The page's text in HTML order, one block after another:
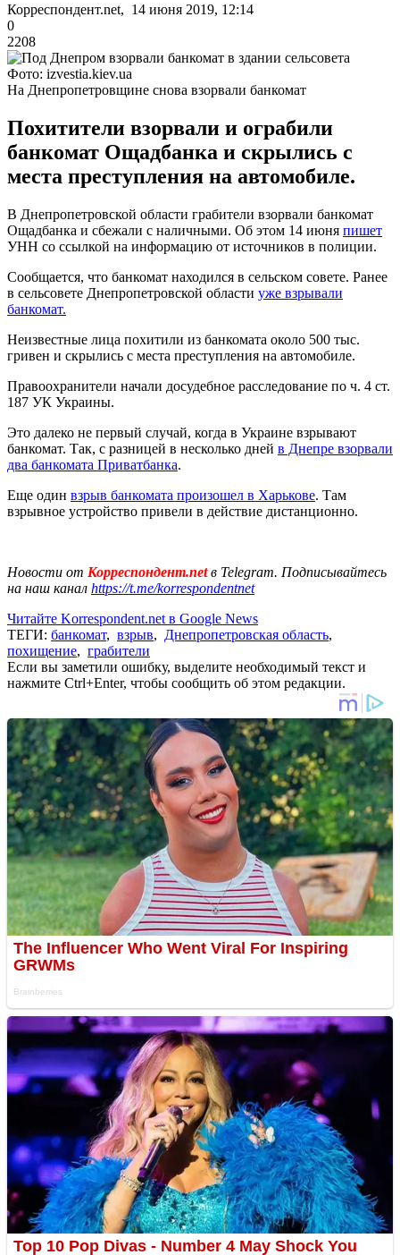
Корреспондент.net, 14 июня 2019, 12:14
0
2208
Фото: izvestia.kiev.ua
На Днепропетровщине снова взорвали банкомат
Похитители взорвали и ограбили
банкомат Ощадбанка и скрылись с
места преступления на автомобиле.
В Днепропетровской области грабители взорвали банкомат
Ощадбанка и сбежали с наличными. Об этом 14 июня пишет
УНН со ссылкой на информацию от источников в полиции.
Сообщается, что банкомат находился в сельском совете. Ранее
в сельсовете Днепропетровской области уже взрывали
банкомат.
Неизвестные лица похитили из банкомата около 500 тыс.
гривен и скрылись с места преступления на автомобиле.
Правоохранители начали досудебное расследование по ч. 4 ст.
187 УК Украины.
Это далеко не первый случай, когда в Украине взрывают
банкомат. Так, с разницей в несколько дней в Днепре взорвали
два банкомата Приватбанка.
Еще один взрыв банкомата произошел в Харькове. Там
взрывное устройство привели в действие дистанционно.
Новости от Корреспондент.netв Telegram. Подписывайтесь
на наш канал https://t.me/korrespondentnet
Читайте Korrespondent.net в Google News
ТЕГИ: банкомат, взрыв, Днепропетровская область,
похищение, грабители
Если вы заметили ошибку, выделите необходимый текст и
нажмите Ctrl+Enter, чтобы сообщить об этом редакции.